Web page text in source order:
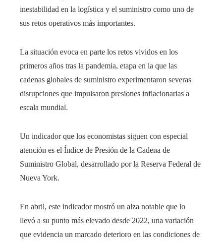
inestabilidad en la logística y el suministro como uno de
sus retos operativos más importantes.
La situación evoca en parte los retos vividos en los
primeros años tras la pandemia, etapa en la que las
cadenas globales de suministro experimentaron severas
disrupciones que impulsaron presiones inflacionarias a
escala mundial.
Un indicador que los economistas siguen con especial
atención es el Índice de Presión de la Cadena de
Suministro Global, desarrollado por la Reserva Federal de
Nueva York.
En abril, este indicador mostró un alza notable que lo
llevó a su punto más elevado desde 2022, una variación
que evidencia un marcado deterioro en las condiciones de